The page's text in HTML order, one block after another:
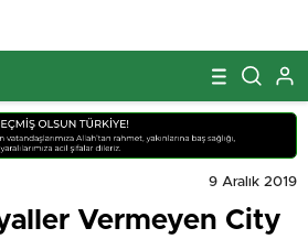
9 Aralık 2019
Vermeyen City